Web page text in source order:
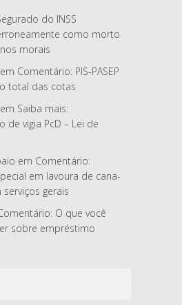
do INSS
como morto
morais
em Comentário: PIS-PASEP
total das cotas
em Saiba mais:
de vigia PcD – Lei de
em Comentário:
em lavoura de cana-
gerais
O que você
sobre empréstimo